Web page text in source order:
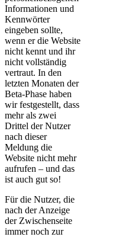
Informationen und
Kennwörter
eingeben sollte,
wenn er die Website
nicht kennt und ihr
nicht vollständig
vertraut. In den
letzten Monaten der
Beta-Phase haben
wir festgestellt, dass
mehr als zwei
Drittel der Nutzer
nach dieser
Meldung die
Website nicht mehr
aufrufen – und das
ist auch gut so!
Für die Nutzer, die
nach der Anzeige
der Zwischenseite
immer noch zur